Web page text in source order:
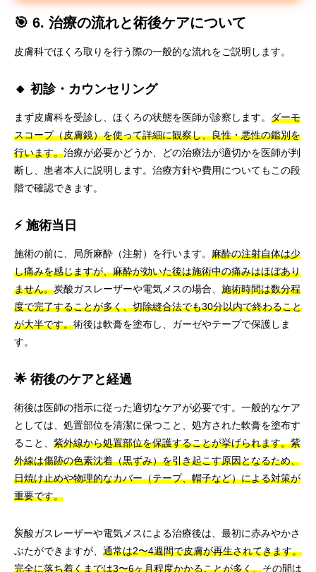
🎯 6. 治療の流れと術後ケアについて
皮膚科でほくろ取りを行う際の一般的な流れをご説明します。
🔸 初診・カウンセリング
まず皮膚科を受診し、ほくろの状態を医師が診察します。 ダーモ
スコープ（皮膚鏡）を使って詳細に観察し、良性・悪性の鑑別を
行います。治療が必要かどうか、どの治療法が適切かを医師が判
断し、患者本人に説明します。治療方針や費用についてもこの段
階で確認できます。
⚡ 施術当日
施術の前に、局所麻酔（注射）を行います。 麻酔の注射自体は少
し痛みを感じますが、麻酔が効いた後は施術中の痛みはほぼあり
ません。炭酸ガスレーザーや電気メスの場合、 施術時間は数分程
度で完了することが多く、切除縫合法でも30分以内で終わること
が大半です。術後は軟膏を塗布し、ガーゼやテープで保護しま
す。
🌟 術後のケアと経過
術後は医師の指示に従った適切なケアが必要です。一般的なケア
としては、処置部位を清潔に保つこと、処方された軟膏を塗布す
ること、 紫外線から処置部位を保護することが挙げられます。紫
外線は傷跡の色素沈着（黒ずみ）を引き起こす原因となるため、
日焼け止めや物理的なカバー（テープ、帽子など）による対策が
重要です。
炭酸ガスレーザーや電気メスによる治療後は、最初に赤みやかさ
ぶたができますが、 通常は2〜4週間で皮膚が再生されてきます。
完全に落ち着くまでは3〜6ヶ月程度かかることが多く、その間は